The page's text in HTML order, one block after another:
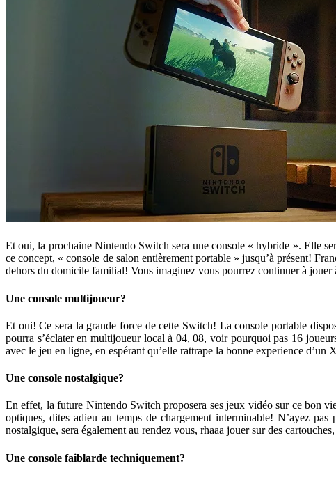
Et oui, la prochaine Nintendo Switch sera une console « hybride ». Elle
ce concept, « console de salon entièrement portable » jusqu’à présent!
dehors du domicile familial! Vous imaginez vous pourrez continuer à jouer
Une console multijoueur?
Et oui! Ce sera la grande force de cette Switch! La console portable
pourra s’éclater en multijoueur local à 04, 08, voir pourquoi pas 16
avec le jeu en ligne, en espérant qu’elle rattrape la bonne experience d’un
Une console nostalgique?
En effet, la future Nintendo Switch proposera ses jeux vidéo sur ce bon
optiques, dites adieu au temps de chargement interminable! N’ayez
nostalgique, sera également au rendez vous, rhaaa jouer sur des
Une console faiblarde techniquement?